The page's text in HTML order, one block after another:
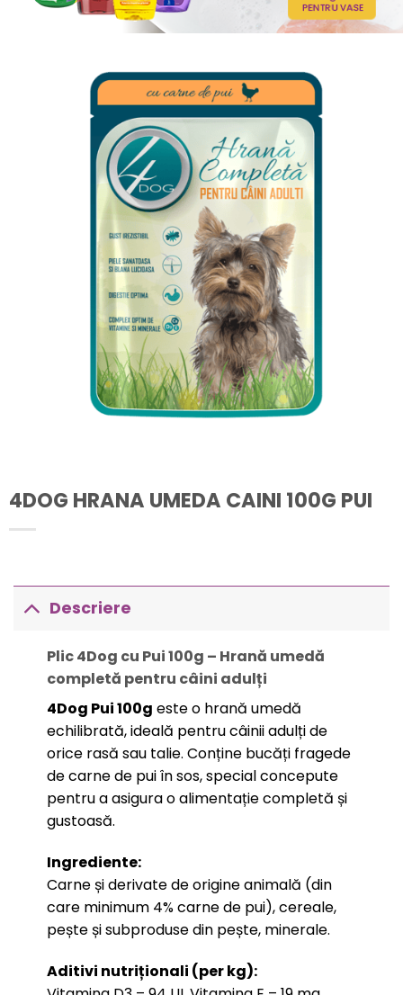
4DOG HRANA UMEDA CAINI 100G PUI
Descriere
Plic 4Dog cu Pui 100g – Hrană umedă
completă pentru câini adulți
4Dog Pui 100g este o hrană umedă
echilibrată, ideală pentru câinii adulți de
orice rasă sau talie. Conține bucăți fragede
de carne de pui în sos, special concepute
pentru a asigura o alimentație completă și
gustoasă.
Ingrediente:
Carne și derivate de origine animală (din
care minimum 4% carne de pui), cereale,
pește și subproduse din pește, minerale.
Aditivi nutriționali (per kg):